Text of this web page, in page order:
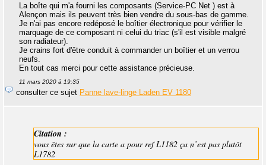
La boîte qui m'a fourni les composants (Service-PC Net ) est à
Alençon mais ils peuvent très bien vendre du sous-bas de gamme.
Je n'ai pas encore redéposé le boîtier électronique pour vérifier le
marquage de ce composant ni celui du triac (s'il est visible malgré
son radiateur).
Je crains fort d'être conduit à commander un boîtier et un verrou
neufs.
En tout cas merci pour cette assistance précieuse.
11 mars 2020 à 19:35
consulter ce sujet Panne lave-linge Laden EV 1180
Citation :
vous êtes sur que la carte a pour ref L1182 ça n’est pas plutôt
L1782